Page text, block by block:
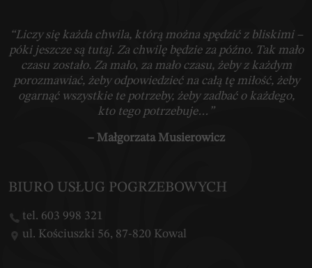
“Liczy się każda chwila, którą można spędzić z bliskimi –
póki jeszcze są tutaj. Za chwilę będzie za późno. Tak mało
czasu zostało. Za mało, za mało czasu, żeby z każdym
porozmawiać, żeby odpowiedzieć na całą tę miłość, żeby
ogarnąć wszystkie te potrzeby, żeby zadbać o każdego,
kto tego potrzebuje…”
– Małgorzata Musierowicz
BIURO USŁUG POGRZEBOWYCH
tel. 603 998 321
ul. Kościuszki 56, 87-820 Kowal